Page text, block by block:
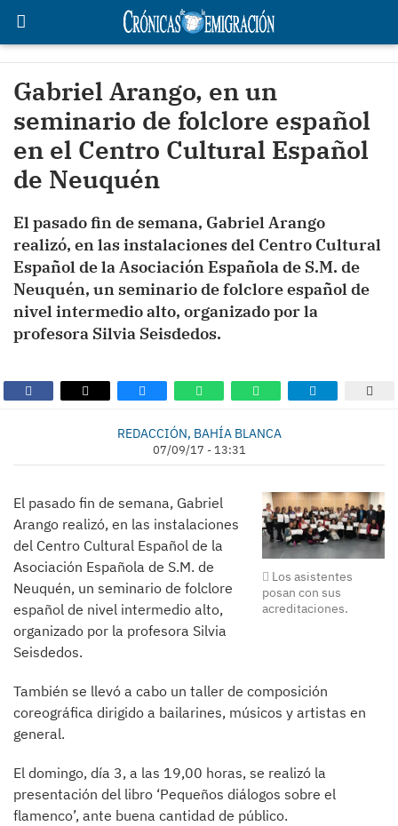
Gabriel Arango, en un
seminario de folclore español
en el Centro Cultural Español
de Neuquén
El pasado fin de semana, Gabriel Arango
realizó, en las instalaciones del Centro Cultural
Español de la Asociación Española de S.M. de
Neuquén, un seminario de folclore español de
nivel intermedio alto, organizado por la
profesora Silvia Seisdedos.
REDACCIÓN, BAHÍA BLANCA
07/09/17 - 13:31
Los asistentes
posan con sus
acreditaciones.
El pasado fin de semana, Gabriel
Arango realizó, en las instalaciones
del Centro Cultural Español de la
Asociación Española de S.M. de
Neuquén, un seminario de folclore
español de nivel intermedio alto,
organizado por la profesora Silvia
Seisdedos.
También se llevó a cabo un taller de composición
coreográfica dirigido a bailarines, músicos y artistas en
general.
El domingo, día 3, a las 19,00 horas, se realizó la
presentación del libro ‘Pequeños diálogos sobre el
flamenco’, ante buena cantidad de público.